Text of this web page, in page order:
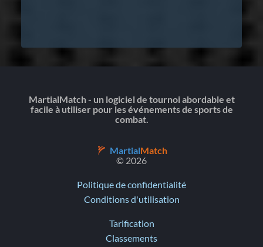
MartialMatch - un logiciel de tournoi abordable et
facile à utiliser pour les événements de sports de
combat.
MartialMatch
© 2026
Politique de confidentialité
Conditions d'utilisation
Tarification
Classements